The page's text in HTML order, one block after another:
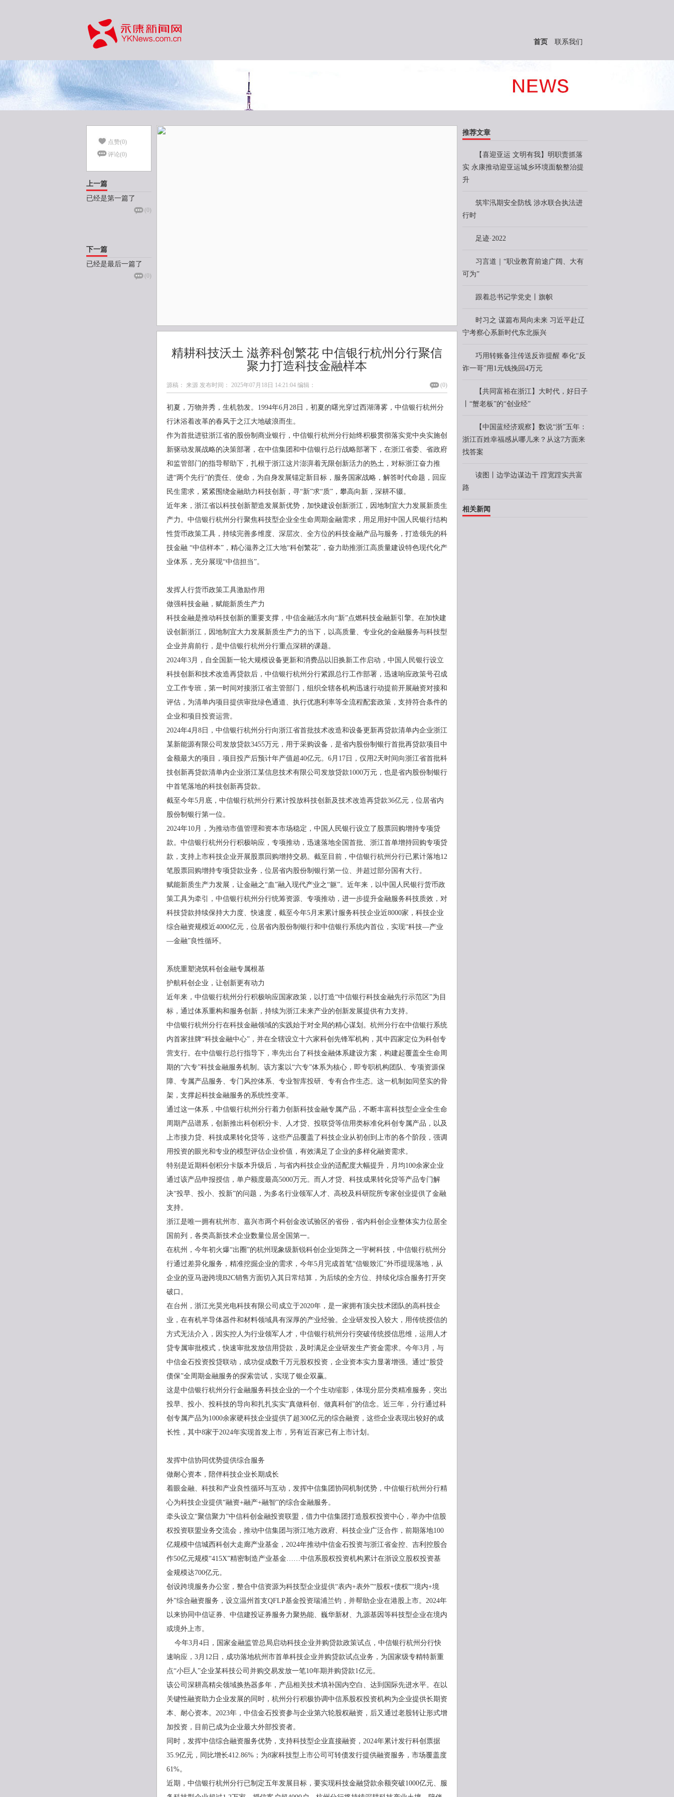
首页 联系我们
点赞(0)
评论(0)
上一篇
已经是第一篇了
(0)
下一篇
已经是最后一篇了
(0)
精耕科技沃土 滋养科创繁花 中信银行杭州分行聚信
聚力打造科技金融样本
源稿： 来源 发布时间： 2025年07月18日 14:21:04 编辑： (0)
初夏，万物并秀，生机勃发。1994年6月28日，初夏的曙光穿过西湖薄雾，中信银行杭州分
行沐浴着改革的春风于之江大地破浪而生。
作为首批进驻浙江省的股份制商业银行，中信银行杭州分行始终积极贯彻落实党中央实施创
新驱动发展战略的决策部署，在中信集团和中信银行总行战略部署下，在浙江省委、省政府
和监管部门的指导帮助下，扎根于浙江这片澎湃着无限创新活力的热土，对标浙江奋力推
进“两个先行”的责任、使命，为自身发展锚定新目标，服务国家战略，解答时代命题，回应
民生需求，紧紧围绕金融助力科技创新，寻“新”求“质”，攀高向新，深耕不辍。
近年来，浙江省以科技创新塑造发展新优势，加快建设创新浙江，因地制宜大力发展新质生
产力。中信银行杭州分行聚焦科技型企业全生命周期金融需求，用足用好中国人民银行结构
性货币政策工具，持续完善多维度、深层次、全方位的科技金融产品与服务，打造领先的科
技金融 “中信样本”，精心滋养之江大地“科创繁花”，奋力助推浙江高质量建设特色现代化产
业体系，充分展现“中信担当”。
发挥人行货币政策工具激励作用
做强科技金融，赋能新质生产力
科技金融是推动科技创新的重要支撑，中信金融活水向“新”点燃科技金融新引擎。在加快建
设创新浙江，因地制宜大力发展新质生产力的当下，以高质量、专业化的金融服务与科技型
企业并肩前行，是中信银行杭州分行重点深耕的课题。
2024年3月，自全国新一轮大规模设备更新和消费品以旧换新工作启动，中国人民银行设立
科技创新和技术改造再贷款后，中信银行杭州分行紧跟总行工作部署，迅速响应政策号召成
立工作专班，第一时间对接浙江省主管部门，组织全辖各机构迅速行动提前开展融资对接和
评估，为清单内项目提供审批绿色通道、执行优惠利率等全流程配套政策，支持符合条件的
企业和项目投资运营。
2024年4月8日，中信银行杭州分行向浙江省首批技术改造和设备更新再贷款清单内企业浙江
某新能源有限公司发放贷款3455万元，用于采购设备，是省内股份制银行首批再贷款项目中
金额最大的项目，项目投产后预计年产值超40亿元。6月17日，仅用2天时间向浙江省首批科
技创新再贷款清单内企业浙江某信息技术有限公司发放贷款1000万元，也是省内股份制银行
中首笔落地的科技创新再贷款。
截至今年5月底，中信银行杭州分行累计投放科技创新及技术改造再贷款36亿元，位居省内
股份制银行第一位。
2024年10月，为推动市值管理和资本市场稳定，中国人民银行设立了股票回购增持专项贷
款。中信银行杭州分行积极响应，专项推动，迅速落地全国首批、浙江首单增持回购专项贷
款，支持上市科技企业开展股票回购增持交易。截至目前，中信银行杭州分行已累计落地12
笔股票回购增持专项贷款业务，位居省内股份制银行第一位、并超过部分国有大行。
赋能新质生产力发展，让金融之“血”融入现代产业之“躯”。近年来，以中国人民银行货币政
策工具为牵引，中信银行杭州分行统筹资源、专项推动，进一步提升金融服务科技质效，对
科技贷款持续保持大力度、快速度，截至今年5月末累计服务科技企业近8000家，科技企业
综合融资规模近4000亿元，位居省内股份制银行和中信银行系统内首位，实现“科技—产业
—金融”良性循环。
系统重塑浇筑科创金融专属根基
护航科创企业，让创新更有动力
近年来，中信银行杭州分行积极响应国家政策，以打造“中信银行科技金融先行示范区”为目
标，通过体系重构和服务创新，持续为浙江未来产业的创新发展提供有力支持。
中信银行杭州分行在科技金融领域的实践始于对全局的精心谋划。杭州分行在中信银行系统
内首家挂牌“科技金融中心”，并在全辖设立十六家科创先锋军机构，其中四家定位为科创专
营支行。在中信银行总行指导下，率先出台了科技金融体系建设方案，构建起覆盖全生命周
期的“六专”科技金融服务机制。该方案以“六专”体系为核心，即专职机构团队、专项资源保
障、专属产品服务、专门风控体系、专业智库投研、专有合作生态。这一机制如同坚实的骨
架，支撑起科技金融服务的系统性变革。
通过这一体系，中信银行杭州分行着力创新科技金融专属产品，不断丰富科技型企业全生命
周期产品谱系，创新推出科创积分卡、人才贷、投联贷等信用类标准化科创专属产品，以及
上市接力贷、科技成果转化贷等，这些产品覆盖了科技企业从初创到上市的各个阶段，强调
用投资的眼光和专业的模型评估企业价值，有效满足了企业的多样化融资需求。
特别是近期科创积分卡版本升级后，与省内科技企业的适配度大幅提升，月均100余家企业
通过该产品申报授信，单户额度最高5000万元。而人才贷、科技成果转化贷等产品专门解
决“投早、投小、投新”的问题，为多名行业领军人才、高校及科研院所专家创业提供了金融
支持。
浙江是唯一拥有杭州市、嘉兴市两个科创金改试验区的省份，省内科创企业整体实力位居全
国前列，各类高新技术企业数量位居全国第一。
在杭州，今年初火爆“出圈”的杭州现象级新锐科创企业矩阵之一宇树科技，中信银行杭州分
行通过差异化服务，精准挖掘企业的需求，今年5月完成首笔“信银致汇”外币提现落地，从
企业的亚马逊跨境B2C销售方面切入其日常结算，为后续的全方位、持续化综合服务打开突
破口。
在台州，浙江光昊光电科技有限公司成立于2020年，是一家拥有顶尖技术团队的高科技企
业，在有机半导体器件和材料领域具有深厚的产业经验。企业研发投入较大，用传统授信的
方式无法介入，因实控人为行业领军人才，中信银行杭州分行突破传统授信思维，运用人才
贷专属审批模式，快速审批发放信用贷款，及时满足企业研发生产资金需求。今年3月，与
中信金石投资投贷联动，成功促成数千万元股权投资，企业资本实力显著增强。通过“股贷
债保”全周期金融服务的探索尝试，实现了银企双赢。
这是中信银行杭州分行金融服务科技企业的一个个生动缩影，体现分层分类精准服务，突出
投早、投小、投科技的导向和扎扎实实“真做科创、做真科创”的信念。近三年，分行通过科
创专属产品为1000余家硬科技企业提供了超300亿元的综合融资，这些企业表现出较好的成
长性，其中8家于2024年实现首发上市，另有近百家已有上市计划。
发挥中信协同优势提供综合服务
做耐心资本，陪伴科技企业长期成长
着眼金融、科技和产业良性循环与互动，发挥中信集团协同机制优势，中信银行杭州分行精
心为科技企业提供“融资+融产+融智”的综合金融服务。
牵头设立“聚信聚力”中信科创金融投资联盟，借力中信集团打造股权投资中心，举办中信股
权投资联盟业务交流会，推动中信集团与浙江地方政府、科技企业广泛合作，前期落地100
亿规模中信城西科创大走廊产业基金，2024年推动中信金石投资与浙江省金控、吉利控股合
作50亿元规模“415X”精密制造产业基金……中信系股权投资机构累计在浙设立股权投资基
金规模达700亿元。
创设跨境服务办公室，整合中信资源为科技型企业提供“表内+表外”“股权+债权”“境内+境
外”综合融资服务，设立温州首支QFLP基金投资瑞浦兰钧，并帮助企业在港股上市。2024年
以来协同中信证券、中信建投证券服务力聚热能、巍华新材、九源基因等科技型企业在境内
或境外上市。
今年3月4日，国家金融监管总局启动科技企业并购贷款政策试点，中信银行杭州分行快
速响应，3月12日，成功落地杭州市首单科技企业并购贷款试点业务，为国家级专精特新重
点“小巨人”企业某科技公司并购交易发放一笔10年期并购贷款1亿元。
该公司深耕高精尖领域换热器多年，产品相关技术填补国内空白、达到国际先进水平。在以
关键性融资助力企业发展的同时，杭州分行积极协调中信系股权投资机构为企业提供长期资
本、耐心资本。2023年，中信金石投资参与企业第六轮股权融资，后又通过老股转让形式增
加投资，目前已成为企业最大外部投资者。
同时，发挥中信综合融资服务优势，支持科技型企业直接融资，2024年累计发行科创票据
35.9亿元，同比增长412.86%；为8家科技型上市公司可转债发行提供融资服务，市场覆盖度
61%。
近期，中信银行杭州分行已制定五年发展目标，要实现科技金融贷款余额突破1000亿元、服
推荐文章
【喜迎亚运 文明有我】明职责抓落
实 永康推动迎亚运城乡环境面貌整治提
升
筑牢汛期安全防线 涉水联合执法进
行时
足迹·2022
习言道｜“职业教育前途广阔、大有
可为”
跟着总书记学党史丨旗帜
时习之 谋篇布局向未来 习近平赴辽
宁考察心系新时代东北振兴
巧用转账备注传送反诈提醒 奉化“反
诈一哥”用1元钱挽回4万元
【共同富裕在浙江】大时代，好日子
丨“蟹老板”的“创业经”
【中国蓝经济观察】数说“浙”五年：
浙江百姓幸福感从哪儿来？从这7方面来
找答案
读图丨边学边谋边干 蹚宽蹚实共富
路
相关新闻